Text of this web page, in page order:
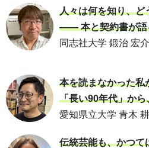
人々は何を知り、ど
―― 本と契約書が語
同志社大学 鍛治 宏
本を読まなかった私
「長い90年代」か
愛知県立大学 青木
伝統芸能も、かつて